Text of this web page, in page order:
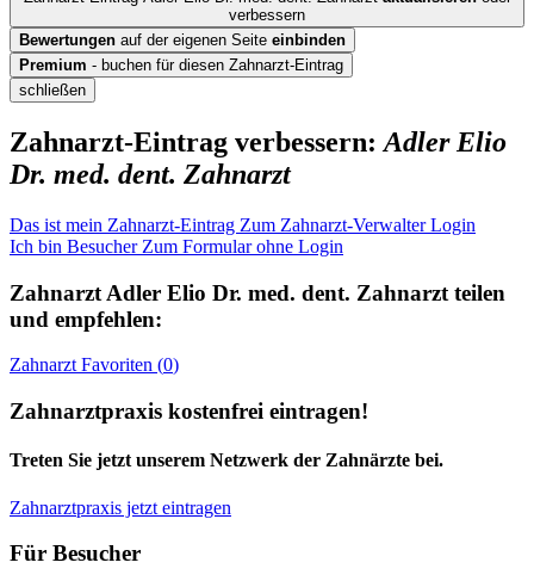
verbessern
Bewertungen auf der eigenen Seite einbinden
Premium - buchen für diesen Zahnarzt-Eintrag
schließen
Zahnarzt-Eintrag verbessern: Adler Elio
Dr. med. dent. Zahnarzt
Das ist mein Zahnarzt-Eintrag Zum Zahnarzt-Verwalter Login
Ich bin Besucher Zum Formular ohne Login
Zahnarzt Adler Elio Dr. med. dent. Zahnarzt teilen
und empfehlen:
Zahnarzt Favoriten (0)
Zahnarztpraxis kostenfrei eintragen!
Treten Sie jetzt unserem Netzwerk der Zahnärzte bei.
Zahnarztpraxis jetzt eintragen
Für Besucher